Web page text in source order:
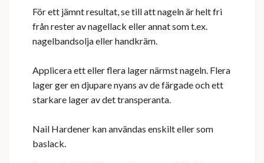
För ett jämnt resultat, se till att nageln är helt fri
från rester av nagellack eller annat som t.ex.
nagelbandsolja eller handkräm.
Applicera ett eller flera lager närmst nageln. Flera
lager ger en djupare nyans av de färgade och ett
starkare lager av det transperanta.
Nail Hardener kan användas enskilt eller som
baslack.